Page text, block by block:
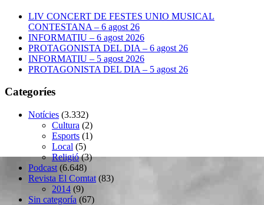
LIV CONCERT DE FESTES UNIO MUSICAL
CONTESTANA – 6 agost 26
INFORMATIU – 6 agost 2026
PROTAGONISTA DEL DIA – 6 agost 26
INFORMATIU – 5 agost 2026
PROTAGONISTA DEL DIA – 5 agost 26
Categoríes
Notícies (3.332)
Cultura (2)
Esports (1)
Local (5)
Religió(3)
Podcast (6.648)
Revista El Comtat (83)
2014 (9)
Sin categoría (67)